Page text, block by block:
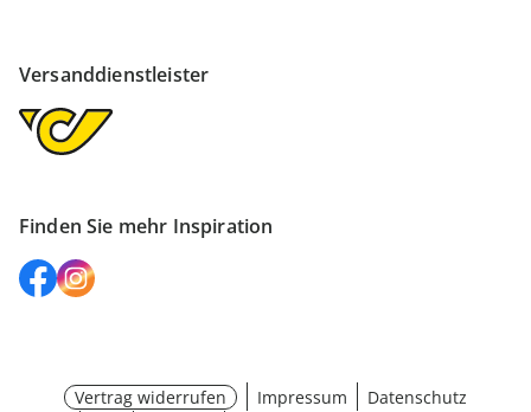
Versanddienstleister
Finden Sie mehr Inspiration
Vertrag widerrufen Impressum
Datenschutz